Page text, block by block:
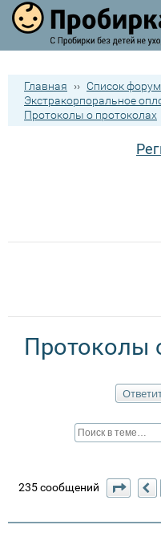
Главная ›› Список
Экстракорпоральное
Протоколы о протоколах
Протоколы
235 сообщений